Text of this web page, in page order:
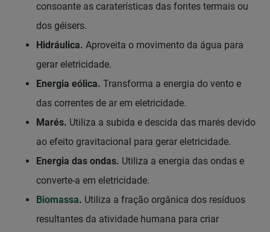
consoante as caraterísticas das fontes termais ou
dos géisers.
Hidráulica. Aproveita o movimento da água para
gerar eletricidade.
Energia eólica. Transforma a energia do vento e
das correntes de ar em eletricidade.
Marés. Utiliza a subida e descida das marés devido
ao efeito gravitacional para gerar eletricidade.
Energia das ondas. Utiliza a energia das ondas e
converte-a em eletricidade.
Biomassa. Utiliza a fração orgânica dos resíduos
resultantes da atividade humana para criar